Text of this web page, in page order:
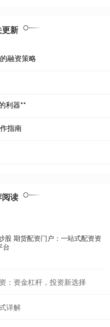
新
融资策略
利器**
指南
读
股 期货配资门户：一站式配资资
台
：资金杠杆，投资新选择
详解